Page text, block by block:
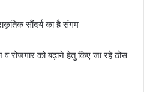
सौंदर्य का है संगम
व रोजगार को बढ़ाने हेतु किए जा रहे ठोस